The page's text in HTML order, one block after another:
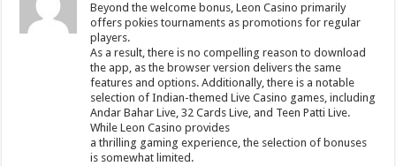
Beyond the welcome bonus, Leon Casino primarily
offers pokies tournaments as promotions for regular
players.
As a result, there is no compelling reason to download
the app, as the browser version delivers the same
features and options. Additionally, there is a notable
selection of Indian-themed Live Casino games, including
Andar Bahar Live, 32 Cards Live, and Teen Patti Live.
While Leon Casino provides
a thrilling gaming experience, the selection of bonuses
is somewhat limited.